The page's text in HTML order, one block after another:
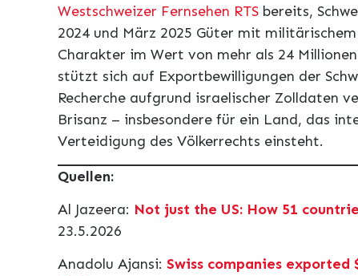
Westschweizer Fernsehen RTS bereits,
2024 und März 2025 Güter mit
Charakter im Wert von mehr als 24
stützt sich auf Exportbewilligungen der
Recherche aufgrund israelischer Zolldaten
Brisanz – insbesondere für ein Land, das
Verteidigung des Völkerrechts einsteht.
Quellen:
Al Jazeera: Not just the US: How 51
23.5.2026
Anadolu Ajansi: Swiss companies exported